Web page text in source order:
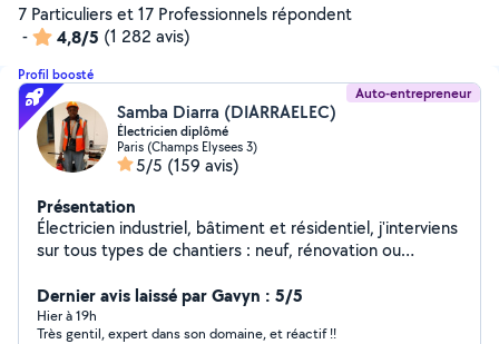
7 Particuliers et 17 Professionnels répondent
-
4,8/5 (1 282 avis)
Profil boosté
Auto-entrepreneur
Samba Diarra (DIARRAELEC)
Électricien diplômé
Paris (Champs Elysees 3)
5/5 (159 avis)
Présentation
Électricien industriel, bâtiment et résidentiel, j'interviens
sur tous types de chantiers : neuf, rénovation ou
garantis un travail propre, conforme aux normes et dans
les délais.
Dernier avis laissé par Gavyn : 5/5
Hier à 19h
Très gentil, expert dans son domaine, et réactif !!